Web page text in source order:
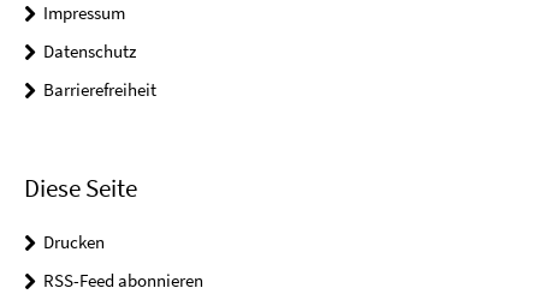
Impressum
Datenschutz
Barrierefreiheit
Diese Seite
Drucken
RSS-Feed abonnieren